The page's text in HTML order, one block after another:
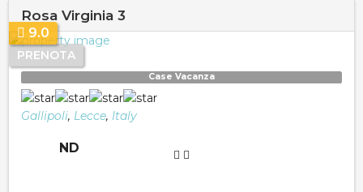
Rosa Virginia 3
PRENOTA
9.0
Case Vacanza
Gallipoli, Lecce, Italy
ND